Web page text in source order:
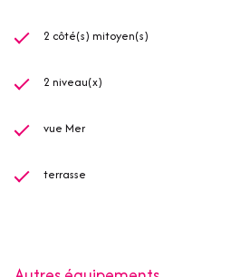
2 côté(s) mitoyen(s)
2 niveau(x)
vue Mer
terrasse